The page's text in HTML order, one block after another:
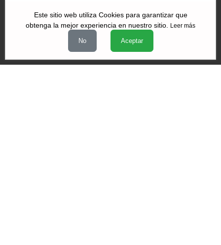
| Aviso de Privacidad
Declaración de Accesibilidad Misión y Valores
Este sitio web utiliza Cookies para garantizar que
obtenga la mejor experiencia en nuestro sitio.
Leer más
No Aceptar